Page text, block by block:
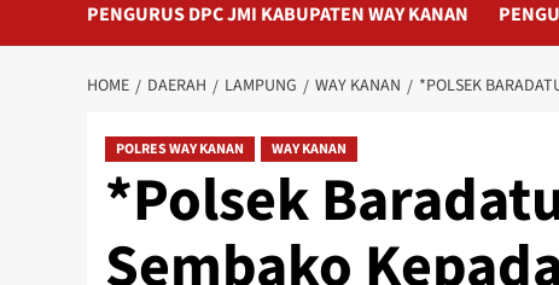
PENGURUS DPC JMI KABUPATEN WAY KANAN
HOME DAERAH LAMPUNG WAY KANAN ‎*POLSEK
POLRES WAY KANAN WAY KANAN
‎*Polsek
Sembako